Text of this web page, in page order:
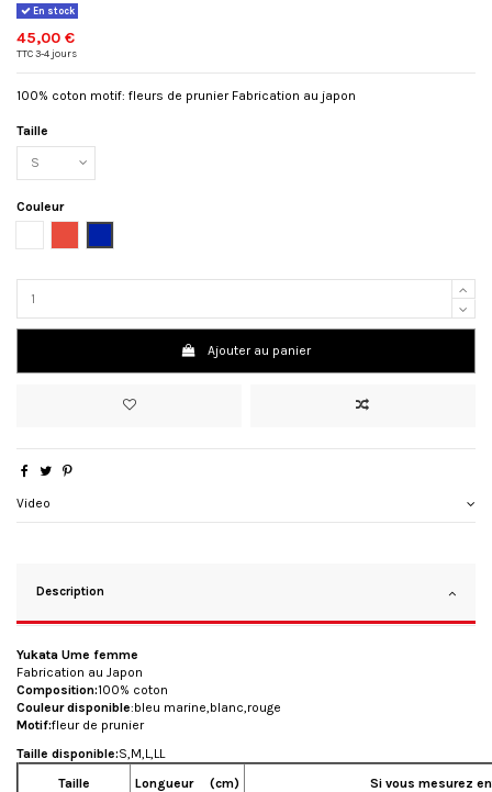
En stock
45,00 €
TTC3-4 jours
100% coton motif: fleurs de prunier Fabrication au japon
Taille
Couleur
Ajouter au panier
Video
Description
Yukata Ume femme
Fabrication au Japon
Composition:100% coton
Couleur disponible:bleu marine,blanc,rouge
Motif:fleur de prunier
Taille disponible:S,M,L,LL
Taille
Longueur (cm) Si vous mesurez